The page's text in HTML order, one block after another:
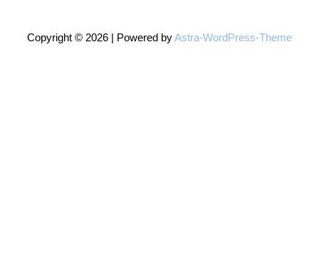
Copyright © 2026 | Powered byAstra-WordPress-Theme